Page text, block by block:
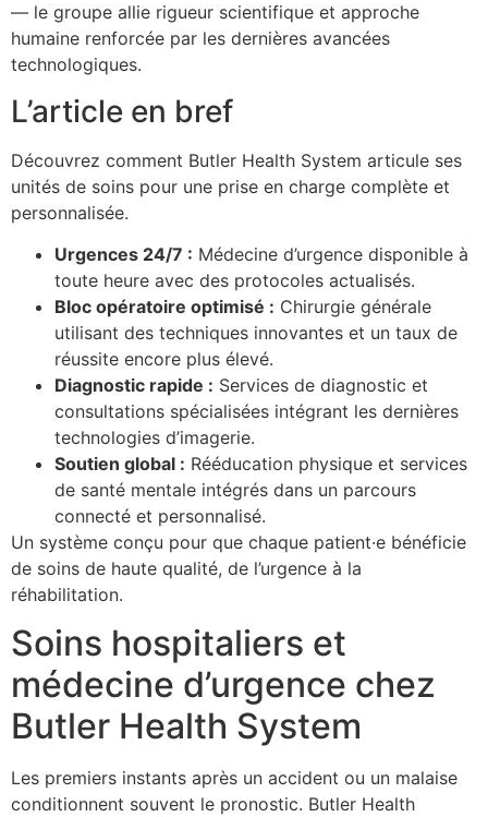
— le groupe allie rigueur scientifique et approche
humaine renforcée par les dernières avancées
technologiques.
L’article en bref
Découvrez comment Butler Health System articule ses
unités de soins pour une prise en charge complète et
personnalisée.
Urgences 24/7 : Médecine d’urgence disponible à
toute heure avec des protocoles actualisés.
Bloc opératoire optimisé : Chirurgie générale
utilisant des techniques innovantes et un taux de
réussite encore plus élevé.
Diagnostic rapide : Services de diagnostic et
consultations spécialisées intégrant les dernières
technologies d’imagerie.
Soutien global : Rééducation physique et services
de santé mentale intégrés dans un parcours
connecté et personnalisé.
Un système conçu pour que chaque patient·e bénéficie
de soins de haute qualité, de l’urgence à la
réhabilitation.
Soins hospitaliers et
médecine d’urgence chez
Butler Health System
Les premiers instants après un accident ou un malaise
conditionnent souvent le pronostic. Butler Health